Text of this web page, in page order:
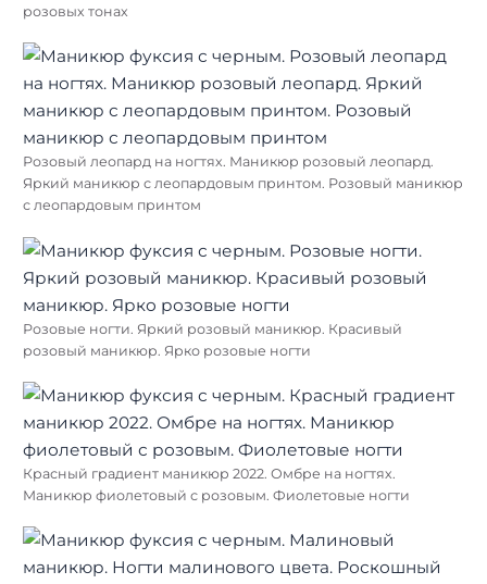
розовых тонах
Розовый леопард на ногтях. Маникюр розовый леопард.
Яркий маникюр с леопардовым принтом. Розовый маникюр
с леопардовым принтом
Розовые ногти. Яркий розовый маникюр. Красивый
розовый маникюр. Ярко розовые ногти
Красный градиент маникюр 2022. Омбре на ногтях.
Маникюр фиолетовый с розовым. Фиолетовые ногти